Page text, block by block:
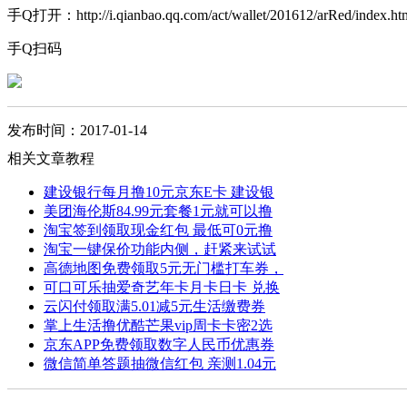
手Q打开：http://i.qianbao.qq.com/act/wallet/201612/arRed/
手Q扫码
发布时间：2017-01-14
相关文章教程
建设银行每月撸10元京东E卡 建设银
美团海伦斯84.99元套餐1元就可以撸
淘宝签到领取现金红包 最低可0元撸
淘宝一键保价功能内侧，赶紧来试试
高德地图免费领取5元无门槛打车券，
可口可乐抽爱奇艺年卡月卡日卡 兑换
云闪付领取满5.01减5元生活缴费券
掌上生活撸优酷芒果vip周卡卡密2选
京东APP免费领取数字人民币优惠券
微信简单答题抽微信红包 亲测1.04元